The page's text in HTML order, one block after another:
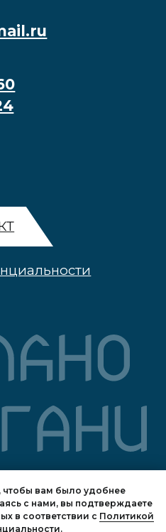
вам было удобнее
с нами, вы подтверждаете
в соответствии с Политикой